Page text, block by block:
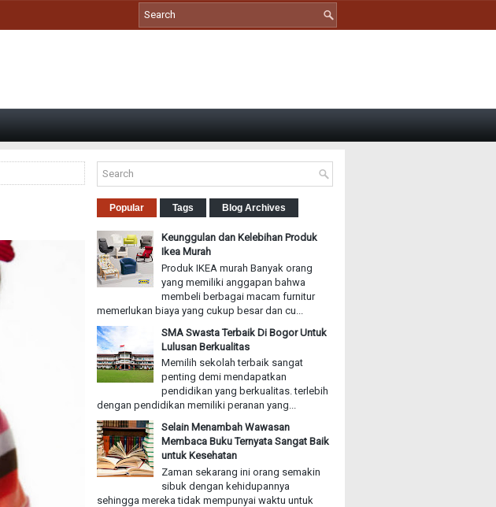
Popular Tags Blog Archives
Keunggulan dan Kelebihan Produk
Ikea Murah
Produk IKEA murah Banyak orang
yang memiliki anggapan bahwa
membeli berbagai macam furnitur
memerlukan biaya yang cukup besar dan cu...
SMA Swasta Terbaik Di Bogor Untuk
Lulusan Berkualitas
Memilih sekolah terbaik sangat
penting demi mendapatkan
pendidikan yang berkualitas. terlebih
dengan pendidikan memiliki peranan yang...
Selain Menambah Wawasan
Membaca Buku Ternyata Sangat Baik
untuk Kesehatan
Zaman sekarang ini orang semakin
sibuk dengan kehidupannya
sehingga mereka tidak mempunyai waktu untuk